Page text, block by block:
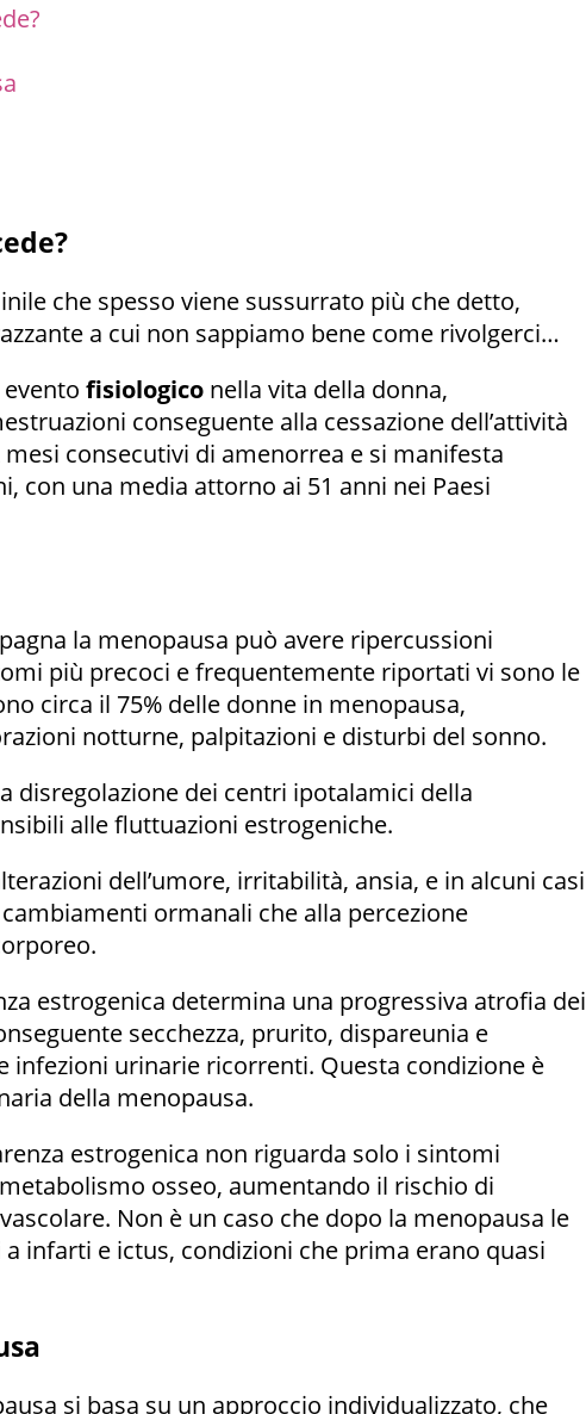
che spesso viene sussurrato più che detto,
a cui non sappiamo bene come rivolgerci…
fisiologico nella vita della donna,
conseguente alla cessazione dell’attività
consecutivi di amenorrea e si manifesta
con una media attorno ai 51 anni nei Paesi
la menopausa può avere ripercussioni
più precoci e frequentemente riportati vi sono le
circa il 75% delle donne in menopausa,
notturne, palpitazioni e disturbi del sonno.
disregolazione dei centri ipotalamici della
alle fluttuazioni estrogeniche.
dell’umore, irritabilità, ansia, e in alcuni casi
ormanali che alla percezione
estrogenica determina una progressiva atrofia dei
secchezza, prurito, dispareunia e
infezioni urinarie ricorrenti. Questa condizione è
della menopausa.
estrogenica non riguarda solo i sintomi
osseo, aumentando il rischio di
Non è un caso che dopo la menopausa le
infarti e ictus, condizioni che prima erano quasi
si basa su un approccio individualizzato, che